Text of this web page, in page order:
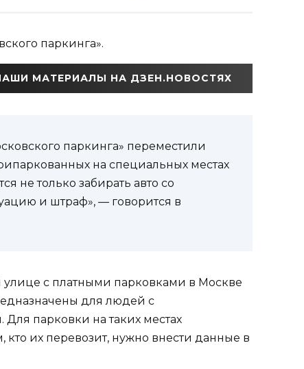
паркинга».
МАТЕРИАЛЫ НА ДЗЕН.НОВОСТЯХ
паркинга» переместили
на специальных местах
не только забирать авто со
и штраф», — говорится в
с платными парковками в Москве
для людей с
парковки на таких местах
их перевозит, нужно внести данные в